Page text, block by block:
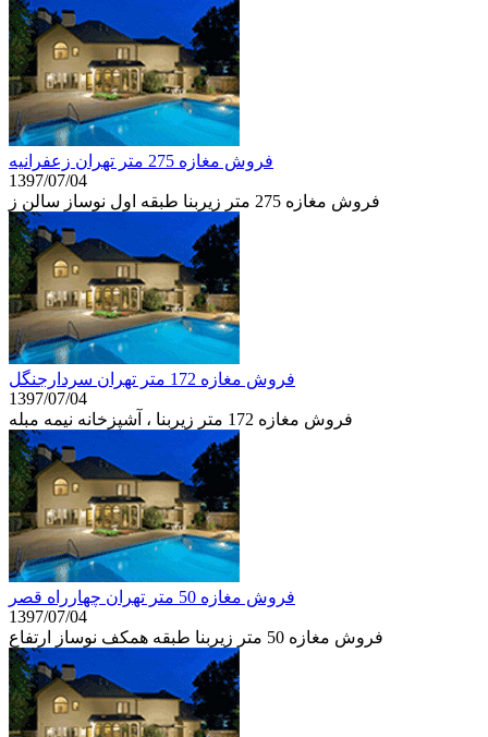
فروش مغازه 275 متر تهران زعفرانيه
1397/07/04
فروش مغازه 275 متر زیربنا طبقه اول نوساز سالن ز
فروش مغازه 172 متر تهران سردارجنگل
1397/07/04
فروش مغازه 172 متر زیربنا ، آشپزخانه نيمه مبله
فروش مغازه 50 متر تهران چهارراه قصر
1397/07/04
فروش مغازه 50 متر زیربنا طبقه همكف نوساز ارتفاع